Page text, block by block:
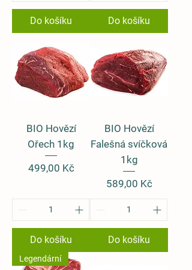
Do košíku Do košíku
BIO Hovězí
Ořech 1kg
Cena
499,00 Kč
Do košíku
BIO Hovězí
Falešná svíčková
1kg
Cena
589,00 Kč
Do košíku
Legendární